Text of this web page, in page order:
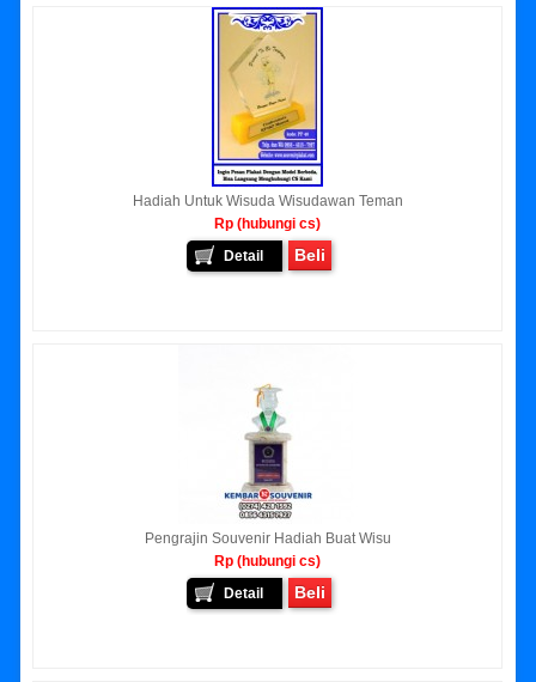
Hadiah Untuk Wisuda Wisudawan Teman
Rp (hubungi cs)
Detail
Beli
Pengrajin Souvenir Hadiah Buat Wisu
Rp (hubungi cs)
Detail
Beli